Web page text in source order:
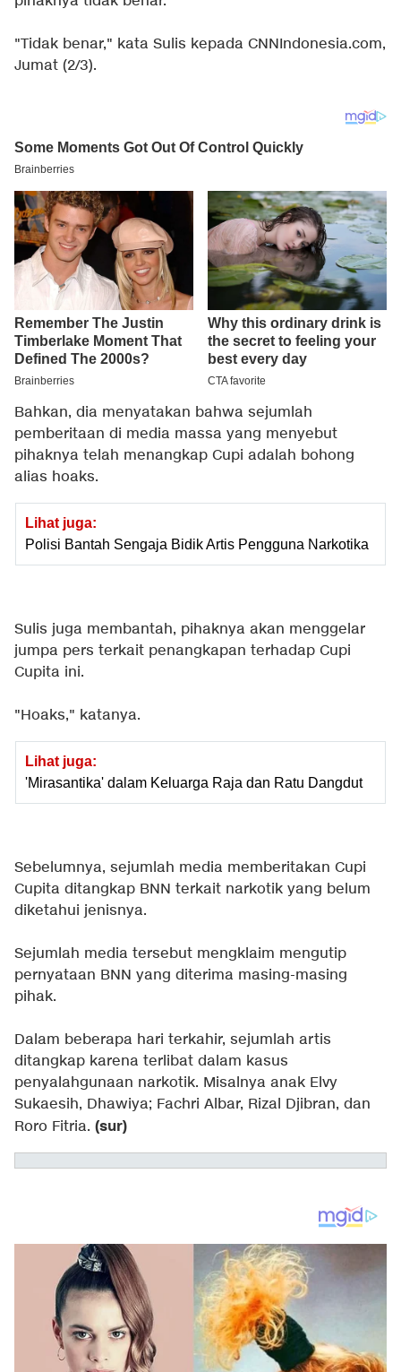
"Tidak benar," kata Sulis kepada CNNIndonesia.com,
Jumat (2/3).
Bahkan, dia menyatakan bahwa sejumlah
pemberitaan di media massa yang menyebut
pihaknya telah menangkap Cupi adalah bohong
alias hoaks.
Lihat juga:
Polisi Bantah Sengaja Bidik Artis Pengguna Narkotika
Sulis juga membantah, pihaknya akan menggelar
jumpa pers terkait penangkapan terhadap Cupi
Cupita ini.
"Hoaks," katanya.
Lihat juga:
'Mirasantika' dalam Keluarga Raja dan Ratu Dangdut
Sebelumnya, sejumlah media memberitakan Cupi
Cupita ditangkap BNN terkait narkotik yang belum
diketahui jenisnya.
Sejumlah media tersebut mengklaim mengutip
pernyataan BNN yang diterima masing-masing
pihak.
Dalam beberapa hari terkahir, sejumlah artis
ditangkap karena terlibat dalam kasus
penyalahgunaan narkotik. Misalnya anak Elvy
Sukaesih, Dhawiya; Fachri Albar, Rizal Djibran, dan
Roro Fitria. (sur)